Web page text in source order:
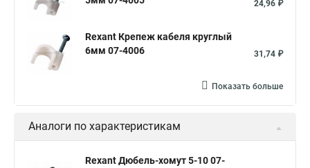
Хомут кабельный
Крепление кабель канала
Хомуты обжимные металлические
Хомут нейлоновый
Хомут силовой Стяжка кабельная ксс
Хомуты для крепления кабеля
24,96 ₽
Rexant Крепеж кабеля круглый
6мм 07-4006
31,74 ₽
Показать больше
Аналоги по характеристикам
Rexant Дюбель-хомут 5-10 07-